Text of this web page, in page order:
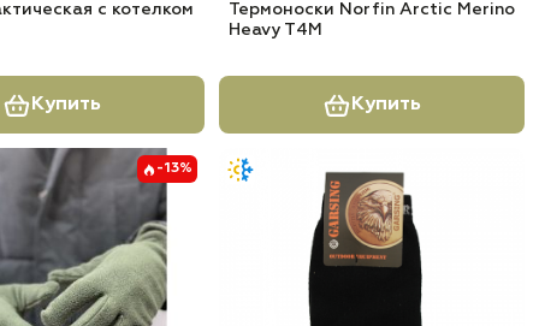
с котелком
Купить
Термоноски Norfin Arctic Merino
Heavy T4M
Купить
-13%